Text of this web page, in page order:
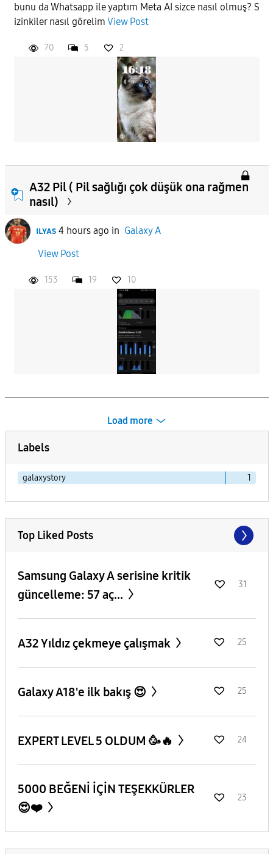
bunu da Whatsapp ile yaptım Meta AI sizce nasıl olmuş? S
izinkiler nasıl görelim View Post
70 5 2
A32 Pil ( Pil sağlığı çok düşük ona rağmen
nasıl)
ɪʟʏᴀs 4 hours ago in Galaxy A
View Post
153 19 10
Load more
Labels
galaxystory 1
Top Liked Posts
Samsung Galaxy A serisine kritik
güncelleme: 57 aç...
31
A32 Yıldız çekmeye çalışmak 25
Galaxy A18'e ilk bakış 😍 25
EXPERT LEVEL 5 OLDUM 🥳🔥 24
5000 BEĞENİ İÇİN TEŞEKKÜRLER
😍❤️
23